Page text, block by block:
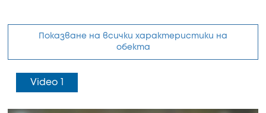
Показване на всички характеристики на
обекта
Video 1